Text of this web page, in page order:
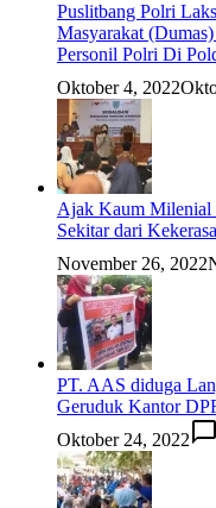
Puslitbang Polri
Masyarakat
Personil Polri Di
Oktober 4, 2022
Ajak Kaum Milenial
Sekitar dari
November 26, 2022
PT. AAS diduga
Geruduk Kantor
Oktober 24, 2022